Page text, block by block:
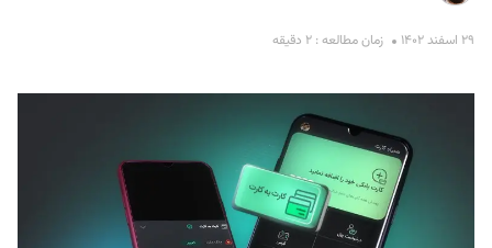
۲۹ اسفند ۱۴۰۲ زمان مطالعه : ۲ دقیقه